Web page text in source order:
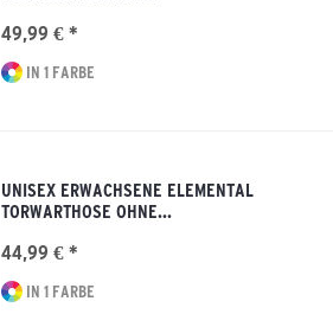
49,99 € *
IN 1 FARBE
UNISEX ERWACHSENE ELEMENTAL
TORWARTHOSE OHNE...
44,99 € *
IN 1 FARBE